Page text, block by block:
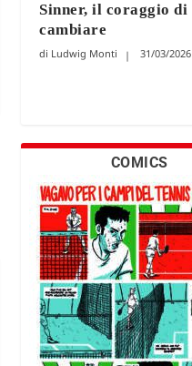
Sinner, il coraggio di
cambiare
Ludwig Monti 31/03/2026
COMICS